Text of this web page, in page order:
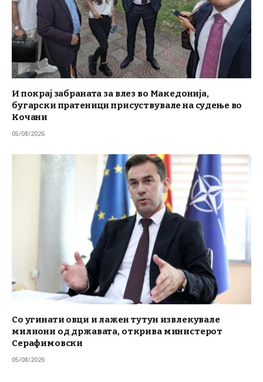
И покрај забраната за влез во Македонија,
бугарски пратеници присуствувале на судење во
Кочани
05/08/2026
Со угинати овци и лажен тутун извлекувале
милиони од државата, открива министерот
Серафимовски
05/08/2026